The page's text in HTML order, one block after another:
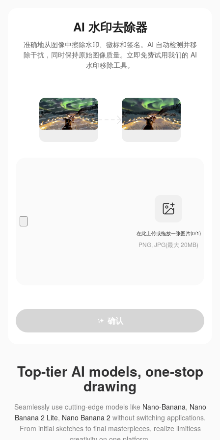
AI 水印去除器
准确地从图像中擦除水印、徽标和签名。AI 自动检测并移
除干扰，同时保持原始图像质量。立即免费试用我们的 AI
水印移除工具。
在此上传或拖放一张图片(0/1)
PNG, JPG(最大 20MB)
确认
Top-tier AI models, one-stop
drawing
Seamlessly use cutting-edge models like Nano-Banana, Nano
Banana 2 Lite, Nano Banana 2 without switching applications.
From initial sketches to final masterpieces, realize limitless